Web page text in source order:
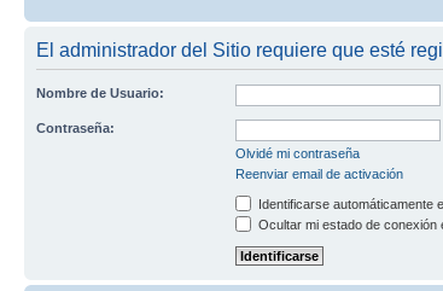
El administrador del Sitio requiere que esté
Nombre de Usuario:
Contraseña:
Olvidé mi contraseña
Reenviar email de activación
Identificarse automáticamente
Ocultar mi estado de conexión